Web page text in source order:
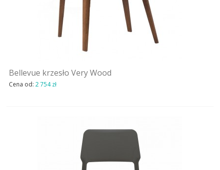
Bellevue krzesło Very Wood
Cena od: 2 754 zł